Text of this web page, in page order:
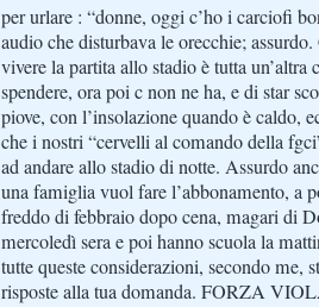
per urlare : “donne, oggi c’ho i carciofi
audio che disturbava le orecchie;
vivere la partita allo stadio è tutta un’altra
spendere, ora poi c non ne ha, e di star
piove, con l’insolazione quando è caldo,
che i nostri “cervelli al comando della
ad andare allo stadio di notte. Assurdo
una famiglia vuol fare l’abbonamento, a
freddo di febbraio dopo cena, magari di
mercoledì sera e poi hanno scuola la
tutte queste considerazioni, secondo me,
risposte alla tua domanda. FORZA